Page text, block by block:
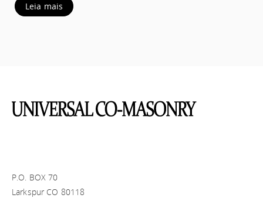
Leia mais
P.O. BOX 70
Larkspur CO 80118